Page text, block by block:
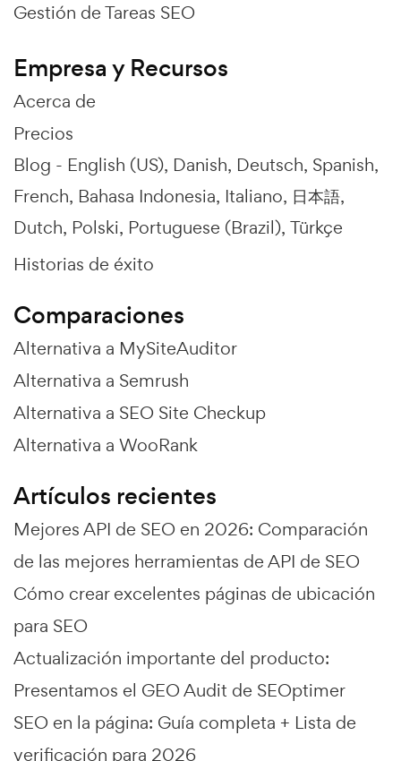
Gestión de Tareas SEO
Empresa y Recursos
Acerca de
Precios
Blog - English (US) Danish Deutsch Spanish
French Bahasa Indonesia Italiano 日本語
Dutch Polski Portuguese (Brazil) Türkçe
Historias de éxito
Comparaciones
Alternativa a MySiteAuditor
Alternativa a Semrush
Alternativa a SEO Site Checkup
Alternativa a WooRank
Artículos recientes
Mejores API de SEO en 2026: Comparación
de las mejores herramientas de API de SEO
Cómo crear excelentes páginas de ubicación
para SEO
Actualización importante del producto:
Presentamos el GEO Audit de SEOptimer
SEO en la página: Guía completa + Lista de
verificación para 2026